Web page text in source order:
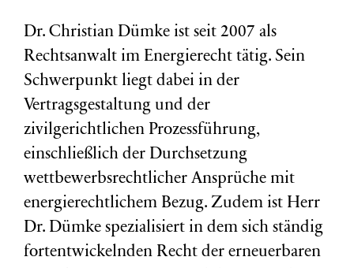
Dr. Christian Dümke ist seit 2007 als
Rechtsanwalt im Energierecht tätig. Sein
Schwerpunkt liegt dabei in der
Vertragsgestaltung und der
zivilgerichtlichen Prozessführung,
einschließlich der Durchsetzung
wettbewerbsrechtlicher Ansprüche mit
energierechtlichem Bezug. Zudem ist Herr
Dr. Dümke spezialisiert in dem sich ständig
fortentwickelnden Recht der erneuerbaren